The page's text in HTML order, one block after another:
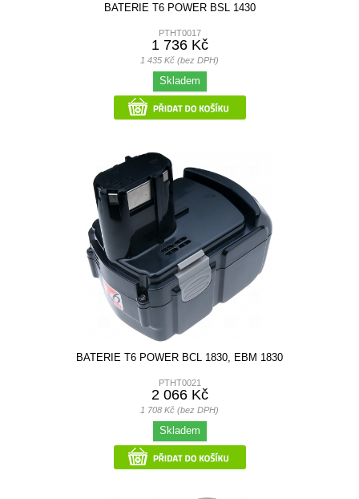
BATERIE T6 POWER BSL 1430
PTHT0017
1 736 Kč
1 435 Kč (bez DPH)
Skladem
BATERIE T6 POWER BCL 1830, EBM 1830
PTHT0021
2 066 Kč
1 708 Kč (bez DPH)
Skladem